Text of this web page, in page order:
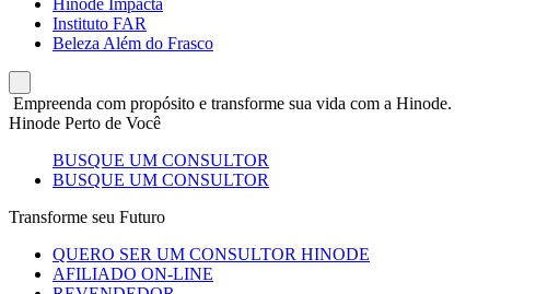
Hinode Impacta
Instituto FAR
Beleza Além do Frasco
Empreenda com propósito e transforme sua vida com a Hinode.
Hinode Perto de Você
BUSQUE UM CONSULTOR
BUSQUE UM CONSULTOR
Transforme seu Futuro
QUERO SER UM CONSULTOR HINODE
AFILIADO ON-LINE